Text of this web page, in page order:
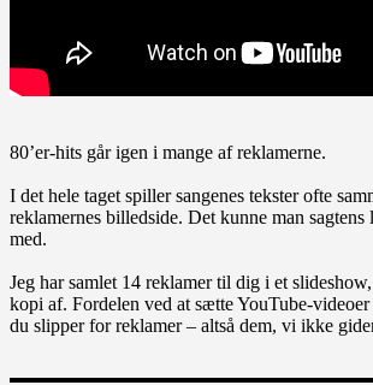
80’er-hits går igen i mange af reklamerne.
I det hele taget spiller sangenes tekster ofte
reklamernes billedside. Det kunne man sagtens
med.
Jeg har samlet 14 reklamer til dig i et
kopi af. Fordelen ved at sætte YouTube-
du slipper for reklamer – altså dem, vi ikke